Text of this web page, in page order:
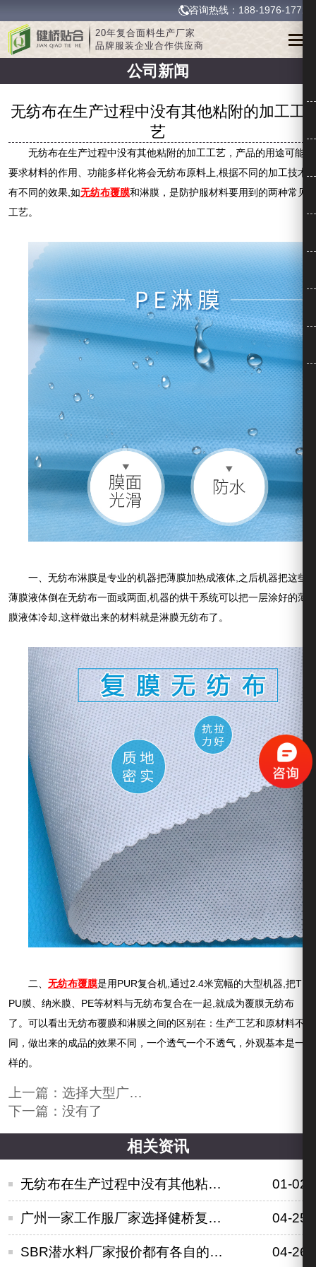
咨询热线：188-1976-1772
20年复合面料生产厂家
品牌服装企业合作供应商
公司新闻
无纺布在生产过程中没有其他粘附的加工工
艺
无纺布在生产过程中没有其他粘附的加工工艺，产品的用途可能
要求材料的作用、功能多样化将会无纺布原料上,根据不同的加工技术
有不同的效果,如无纺布覆膜和淋膜，是防护服材料要用到的两种常见
工艺。
一、无纺布淋膜是专业的机器把薄膜加热成液体,之后机器把这些
薄膜液体倒在无纺布一面或两面,机器的烘干系统可以把一层涂好的薄
膜液体冷却,这样做出来的材料就是淋膜无纺布了。
二、 无纺布覆膜是用PUR复合机,通过2.4米宽幅的大型机器,把T
PU膜、纳米膜、PE等材料与无纺布复合在一起,就成为覆膜无纺布
了。可以看出无纺布覆膜和淋膜之间的区别在：生产工艺和原材料不
同，做出来的成品的效果不同，一个透气一个不透气，外观基本是一
样的。
上一篇： 选择大型广东复合厂和小型有什么不同？
下一篇：没有了
相关资讯
无纺布在生产过程中没有其他粘附的加工工艺 01-02
广州一家工作服厂家选择健桥复合面料制衣 04-25
SBR潜水料厂家报价都有各自的优势 04-26